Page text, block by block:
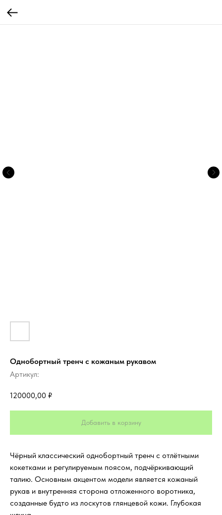
Однобортный тренч с кожаным рукавом
Артикул:
120000,00 ₽
Добавить в корзину
Чёрный классический однобортный тренч с отлётными
кокетками и регулируемым поясом, подчёркивающий
талию. Основным акцентом модели является кожаный
рукав и внутренняя сторона отложенного воротника,
созданные будто из лоскутов глянцевой кожи. Глубокая